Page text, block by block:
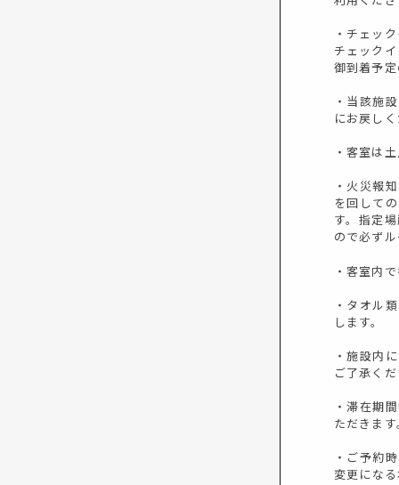
・チェッ
チェック
御到着予
・当該施
にお戻し
・客室は
・火災報
を回して
す。指定
ので必ず
・客室内
・タオル
します。
・施設内
ご了承く
・滞在期
ただきま
・ご予約
変更にな